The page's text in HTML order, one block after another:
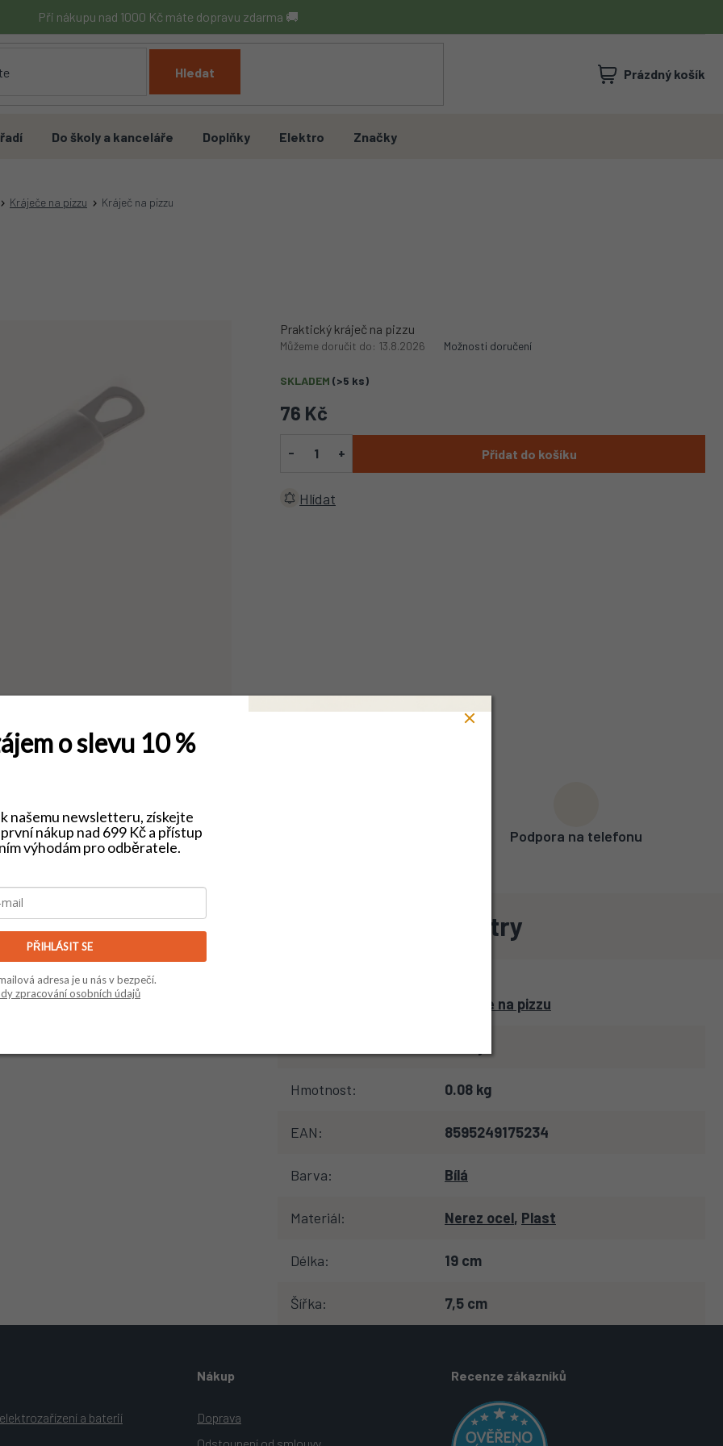
Při nákupu nad 1000 Kč máte dopravu zdarma 🚚
Hledat
NÁKUPNÍ
Prázdný košík
Do školy a kanceláře Doplňky Elektro Značky
Kráječe na pizzu Kráječ na pizzu
76 Kč
SKLADEM (>5 ks)
Můžeme doručit do: 13.8.2026 Možnosti doručení
Přidat do košíku
Praktický kráječ na pizzu
Hlídat
výběr za férové ceny Podpora na telefonu
Doplňkové parametry
Kráječe na pizzu
Hmotnost: 0.08 kg
EAN: 8595249175234
Barva: Bílá
Materiál: Nerez ocel, Plast
Délka: 19 cm
Šířka: 7,5 cm
a baterií
Nákup
Doprava
Recenze zákazníků
o slevu 10 %
našemu newsletteru, získejte
nákup nad 699 Kč a přístup
výhodám pro odběratele.
PŘIHLÁSIT SE
adresa je u nás v bezpečí.
zpracování osobních údajů